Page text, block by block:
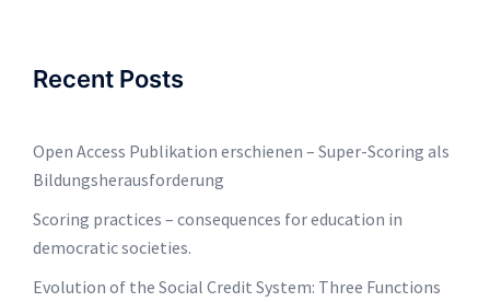
Recent Posts
Open Access Publikation erschienen – Super-Scoring als
Bildungsherausforderung
Scoring practices – consequences for education in
democratic societies.
Evolution of the Social Credit System: Three Functions